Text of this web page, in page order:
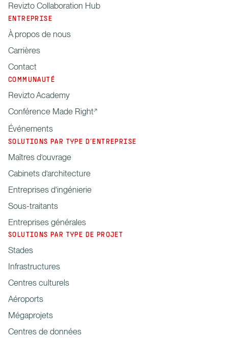
Revizto Collaboration Hub
ENTREPRISE
À propos de nous
Carrières
Contact
COMMUNAUTÉ
Revizto Academy
Conférence Made Right
Événements
SOLUTIONS PAR TYPE D’ENTREPRISE
Maîtres d’ouvrage
Cabinets d’architecture
Entreprises d'ingénierie
Sous-traitants
Entreprises générales
SOLUTIONS PAR TYPE DE PROJET
Stades
Infrastructures
Centres culturels
Aéroports
Mégaprojets
Centres de données